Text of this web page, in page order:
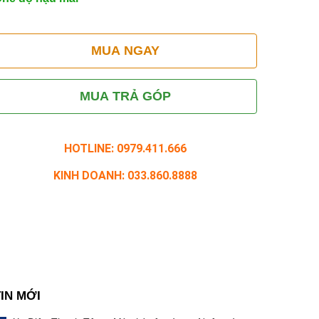
MUA NGAY
MUA TRẢ GÓP
HOTLINE: 0979.411.666
KINH DOANH: 033.860.8888
MỚI